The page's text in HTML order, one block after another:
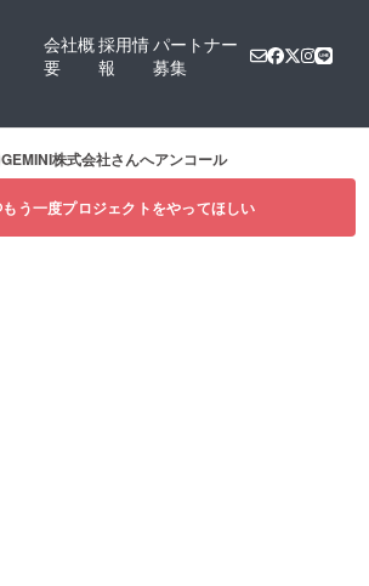
会社概
要
採用情
報
パートナー
募集
GEMINI株式会社さんへアンコール
もう一度プロジェクトをやってほしい